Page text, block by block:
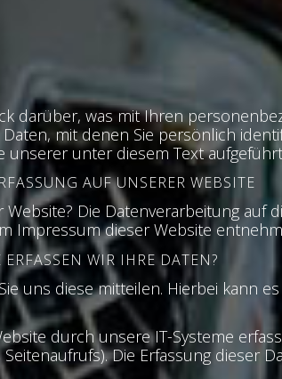
darüber, was mit Ihren
mit denen Sie persönlich
unter diesem Text
AUF UNSERER WEBSITE
Die Datenverarbeitung auf
Impressum dieser Website
ERFASSEN WIR IHRE DATEN?
uns diese mitteilen. Hierbei kann
durch unsere IT-Systeme
Die Erfassung dieser